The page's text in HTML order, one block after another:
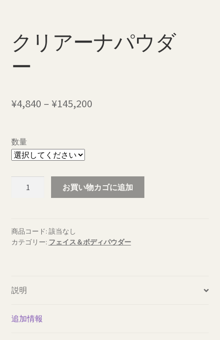
クリアーナパウダ
ー
¥4,840 – ¥145,200価
–
¥145,200
数量
ナ
パ
個
お買い物カゴに追加
商品コード: 該当なし
カテゴリー: フェイス＆ボディパウダー
説明
追加情報